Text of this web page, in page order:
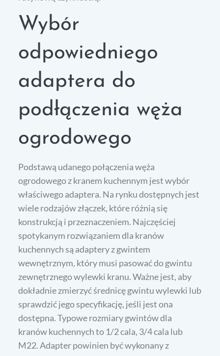
Wybór
odpowiedniego
adaptera do
podłączenia węża
ogrodowego
Podstawą udanego połączenia węża
ogrodowego z kranem kuchennym jest wybór
właściwego adaptera. Na rynku dostępnych jest
wiele rodzajów złączek, które różnią się
konstrukcją i przeznaczeniem. Najczęściej
spotykanym rozwiązaniem dla kranów
kuchennych są adaptery z gwintem
wewnętrznym, który musi pasować do gwintu
zewnętrznego wylewki kranu. Ważne jest, aby
dokładnie zmierzyć średnicę gwintu wylewki lub
sprawdzić jego specyfikację, jeśli jest ona
dostępna. Typowe rozmiary gwintów dla
kranów kuchennych to 1/2 cala, 3/4 cala lub
M22. Adapter powinien być wykonany z